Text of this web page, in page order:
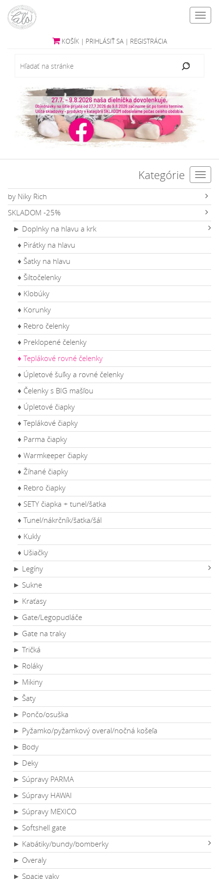
KOŠÍK | PRIHLÁSIŤ SA | REGISTRÁCIA
Kategórie
by Niky Rich
SKLADOM -25%
► Doplnky na hlavu a krk
♦ Pirátky na hlavu
♦ Šatky na hlavu
♦ Šiltočelenky
♦ Klobúky
♦ Korunky
♦ Rebro čelenky
♦ Preklopené čelenky
♦ Teplákové rovné čelenky
♦ Úpletové šuľky a rovné čelenky
♦ Čelenky s BIG mašľou
♦ Úpletové čiapky
♦ Teplákové čiapky
♦ Parma čiapky
♦ Warmkeeper čiapky
♦ Žíhané čiapky
♦ Rebro čiapky
♦ SETY čiapka + tunel/šatka
♦ Tunel/nákrčník/šatka/šál
♦ Kukly
♦ Ušiačky
► Legíny
► Sukne
► Kraťasy
► Gate/Legopudláče
► Gate na traky
► Tričká
► Roláky
► Mikiny
► Šaty
► Pončo/osuška
► Pyžamko/pyžamkový overal/nočná košeľa
► Body
► Deky
► Súpravy PARMA
► Súpravy HAWAI
► Súpravy MEXICO
► Softshell gate
► Kabátiky/bundy/bomberky
► Overaly
► Spacie vaky